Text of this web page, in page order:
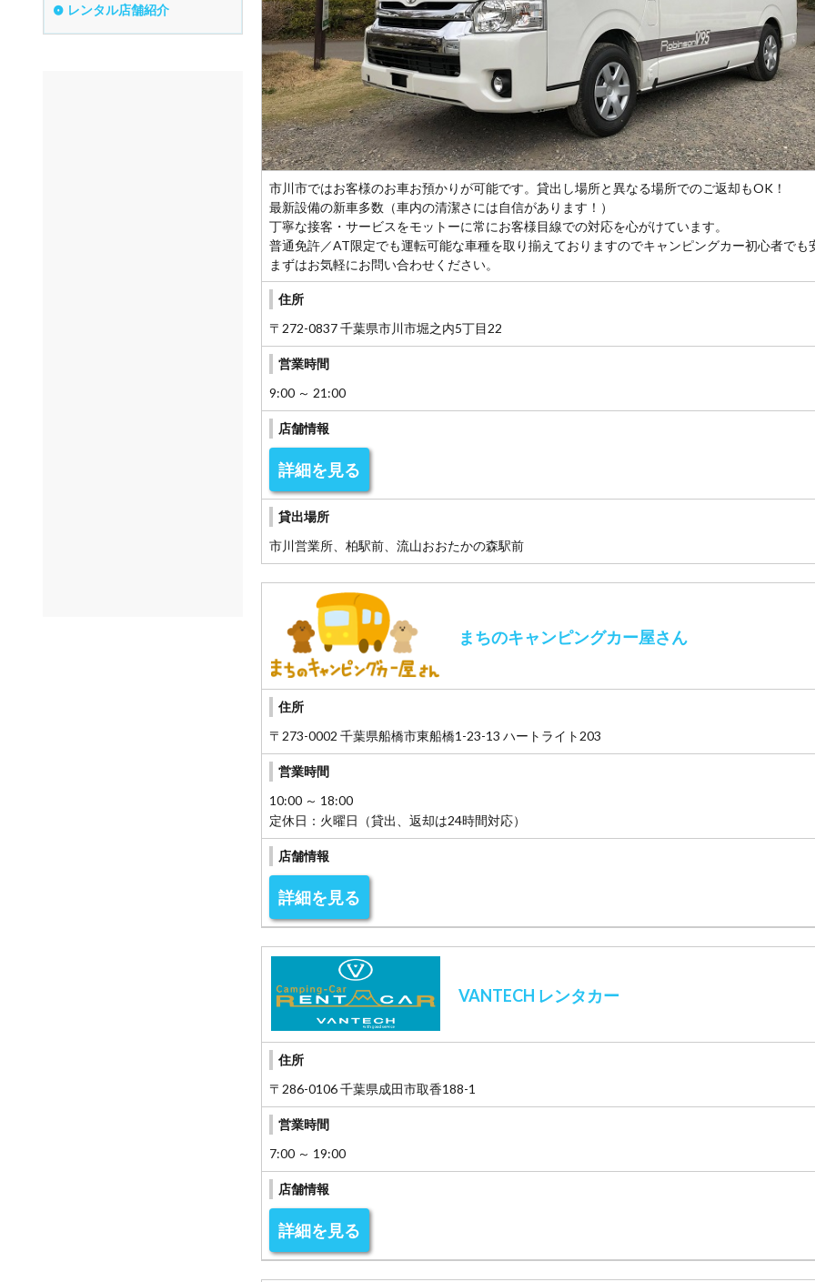
市川市ではお客様のお車お預かりが可能です。貸出し場所と異なる場所でのご返却もOK！
最新設備の新車多数（車内の清潔さには自信があります！）
丁寧な接客・サービスをモットーに常にお客様目線での対応を心がけています。
普通免許／AT限定でも運転可能な車種を取り揃えておりますのでキャンピングカー初心者でも
まずはお気軽にお問い合わせください。
住所
〒272-0837 千葉県市川市堀之内5丁目22
営業時間
9:00 ～ 21:00
店舗情報
詳細を見る
貸出場所
市川営業所、柏駅前、流山おおたかの森駅前
まちのキャンピングカー屋さん
住所
〒273-0002 千葉県船橋市東船橋1-23-13 ハートライト203
営業時間
10:00 ～ 18:00
定休日：火曜日（貸出、返却は24時間対応）
店舗情報
詳細を見る
VANTECH レンタカー
住所
〒286-0106 千葉県成田市取香188-1
営業時間
7:00 ～ 19:00
店舗情報
詳細を見る
レンタル店舗紹介